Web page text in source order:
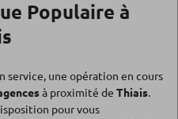
Populaire à
service, une opération en cours
à proximité de Thiais.
pour vous